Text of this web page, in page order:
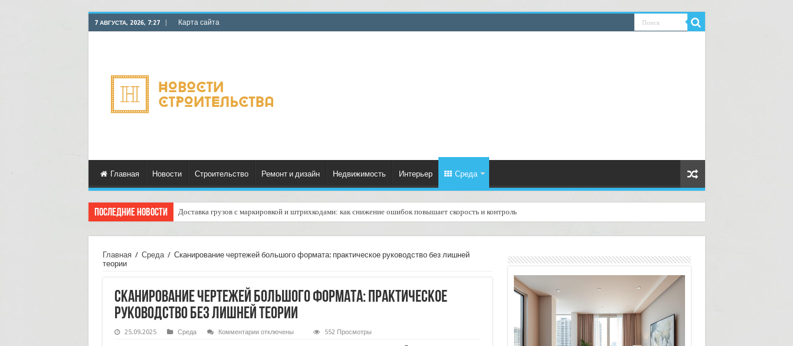
7 АВГУСТА, 2026, 7:27 Карта сайта
Главная Новости Строительство Ремонт и дизайн Недвижимость Интерьер Среда
Последние новости Доставка грузов с маркировкой и штрихкодами: как снижение ошибок повышает скорость и контроль
Курьерские услуги для книжных клубов: доставка подписок — как сделать получение книг приятным и надёжным
Главная / Среда / Сканирование чертежей большого формата: практическое руководство без лишней
теории
Сканирование чертежей большого формата: практическое
руководство без лишней теории
25.09.2025 Среда Комментариикотключены 552 Просмотры